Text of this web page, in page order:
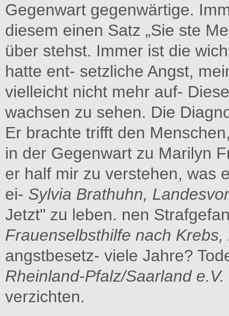
Gegenwart gegenwärtige.
diesem einen Satz „Sie ste
über stehst. Immer ist die
hatte ent- setzliche Angst,
vielleicht nicht mehr auf-
wachsen zu sehen. Die
Er brachte trifft den
in der Gegenwart zu Marilyn
er half mir zu verstehen, was
ei- Sylvia Brathuhn,
Jetzt" zu leben. nen
Frauenselbsthilfe nach
angstbesetz- viele Jahre?
Rheinland-Pfalz/Saarland e.V.
verzichten.